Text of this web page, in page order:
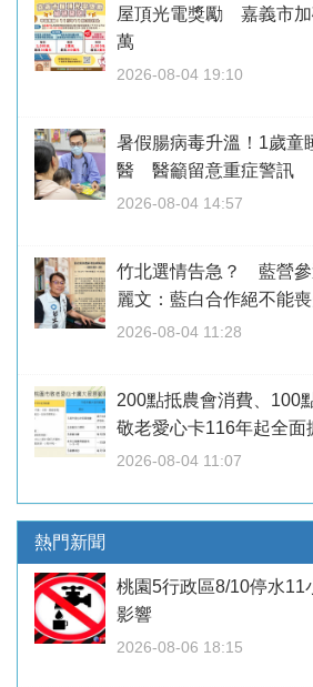
屋頂光電獎勵 嘉義市
萬
2026-08-04 19:10
暑假腸病毒升溫！1歲童
醫 醫籲留意重症警訊
2026-08-04 14:57
竹北選情告急？ 藍營參
麗文：藍白合作絕不能
2026-08-04 11:28
200點抵農會消費、100
敬老愛心卡116年起全面
2026-08-04 11:07
熱門新聞
桃園5行政區8/10停水
影響
2026-08-06 18:15